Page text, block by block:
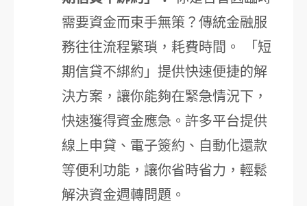
需要資金而束手無策？傳統金融服
務往往流程繁瑣，耗費時間。 「短
期信貸不綁約」提供快速便捷的解
決方案，讓你能夠在緊急情況下，
快速獲得資金應急。許多平台提供
線上申貸、電子簽約、自動化還款
等便利功能，讓你省時省力，輕鬆
解決資金週轉問題。